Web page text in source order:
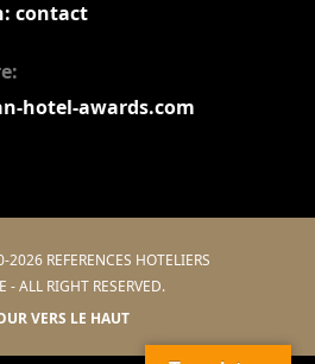
contact
hotel-awards.com
REFERENCES HOTELIERS
- ALL RIGHT RESERVED.
VERS LE HAUT